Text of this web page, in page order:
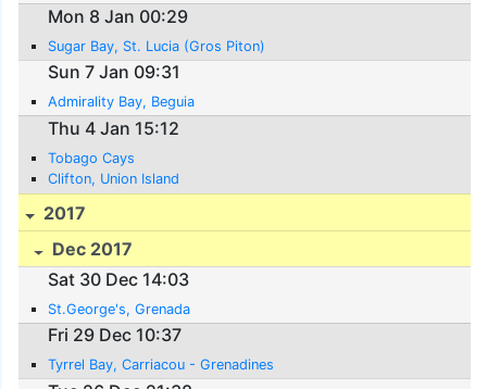
Mon 8 Jan 00:29
Sugar Bay, St. Lucia (Gros Piton)
Sun 7 Jan 09:31
Admirality Bay, Beguia
Thu 4 Jan 15:12
Tobago Cays
Clifton, Union Island
2017
Dec 2017
Sat 30 Dec 14:03
St.George's, Grenada
Fri 29 Dec 10:37
Tyrrel Bay, Carriacou - Grenadines